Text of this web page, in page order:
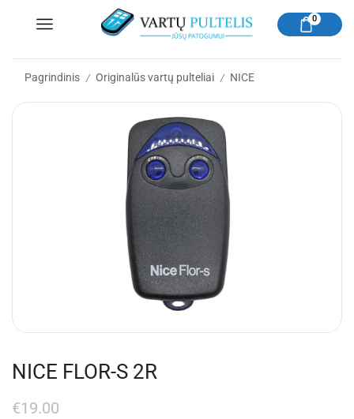
0
Pagrindinis / Originalūs vartų pulteliai / NICE
NICE FLOR-S 2R
€19.00